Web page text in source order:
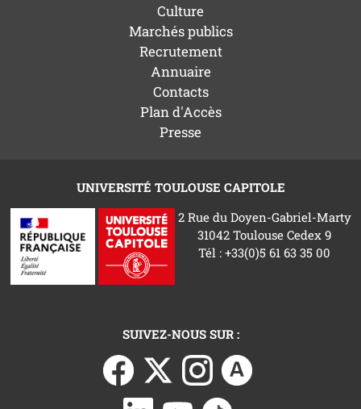
Culture
Marchés publics
Recrutement
Annuaire
Contacts
Plan d'Accès
Presse
UNIVERSITÉ TOULOUSE CAPITOLE
2 Rue du Doyen-Gabriel-Marty
31042 Toulouse Cedex 9
Tél : +33(0)5 61 63 35 00
SUIVEZ-NOUS SUR :